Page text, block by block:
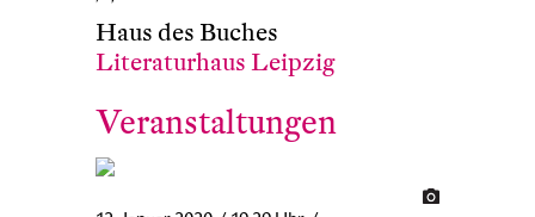
Haus des Buches
Literaturhaus Leipzig
Veranstaltungen